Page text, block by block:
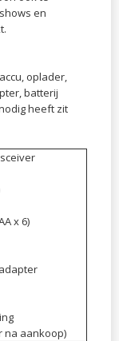
en
oplader,
batterij​
heeft zit
x 6)
na aankoop)